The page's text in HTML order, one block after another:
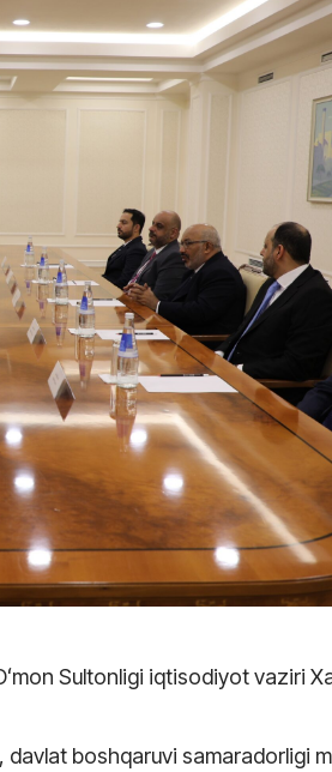
Sultonligi iqtisodiyot vaziri
boshqaruvi samaradorligi